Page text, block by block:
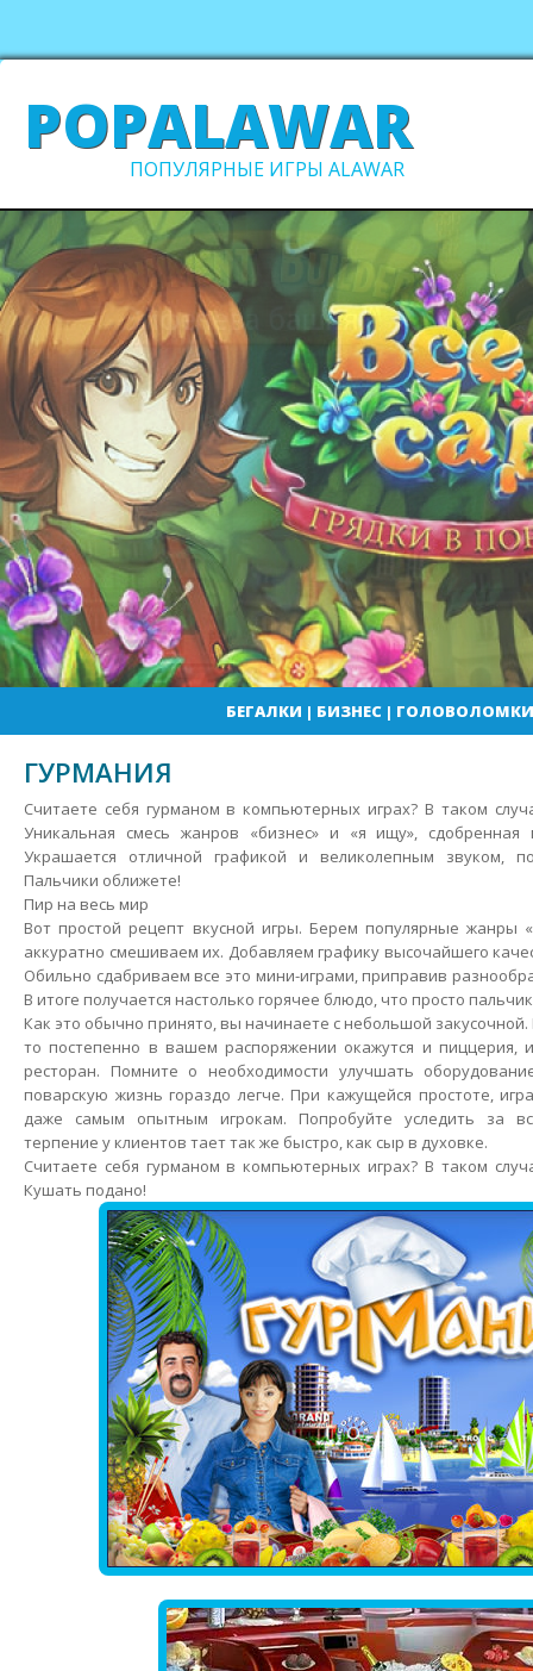
POPALAWAR
ПОПУЛЯРНЫЕ ИГРЫ ALAWAR
БЕГАЛКИ | БИЗНЕС| ГОЛОВОЛОМКИ
ГУРМАНИЯ
Считаете себя гурманом в компьютерных играх? В таком
Уникальная смесь жанров «бизнес» и «я ищу», сдобренная
Украшается отличной графикой и великолепным звуком,
Пальчики оближете!
Пир на весь мир
Вот простой рецепт вкусной игры. Берем популярные жанры
аккуратно смешиваем их. Добавляем графику высочайшего
Обильно сдабриваем все это мини-играми, приправив
В итоге получается настолько горячее блюдо, что просто
Как это обычно принято, вы начинаете с небольшой закусочной.
то постепенно в вашем распоряжении окажутся и пиццерия,
ресторан. Помните о необходимости улучшать
поварскую жизнь гораздо легче. При кажущейся простоте,
даже самым опытным игрокам. Попробуйте уследить за
терпение у клиентов тает так же быстро, как сыр в духовке.
Считаете себя гурманом в компьютерных играх? В таком
Кушать подано!